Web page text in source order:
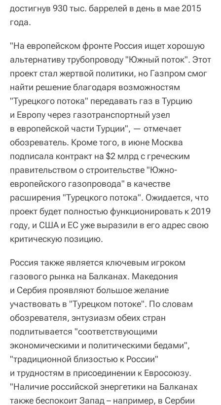
достигнув 930 тыс. баррелей в день в мае 2015
года.
"На европейском фронте Россия ищет хорошую
альтернативу трубопроводу "Южный поток". Этот
проект стал жертвой политики, но Газпром смог
найти решение благодаря возможностям
"Турецкого потока" передавать газ в Турцию
и Европу через газотранспортный узел
в европейской части Турции", — отмечает
обозреватель. Кроме того, в июне Москва
подписала контракт на $2 млрд с греческим
правительством о строительстве "Южно-
европейского газопровода" в качестве
расширения "Турецкого потока". Ожидается, что
проект будет полностью функционировать к 2019
году, и США и ЕС уже выразили в его адрес свою
критическую позицию.
Россия также является ключевым игроком
газового рынка на Балканах. Македония
и Сербия проявляют большое желание
участвовать в "Турецком потоке". По словам
обозревателя, энтузиазм обеих стран
подпитывается "соответствующими
экономическими и политическими бедами",
"традиционной близостью к России"
и трудностям в присоединении к Евросоюзу.
"Наличие российской энергетики на Балканах
также беспокоит Запад – например, в Сербии